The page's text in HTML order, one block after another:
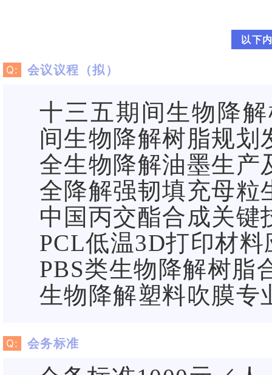
以下
Q: 会议议程（拟）
十三五期间生物降
间生物降解树脂规划
全生物降解油墨生产
全降解强韧填充母粒
中国丙交酯合成关键
PCL低温3D打印材
PBS类生物降解树脂
生物降解塑料吹膜专
Q: 会务标准